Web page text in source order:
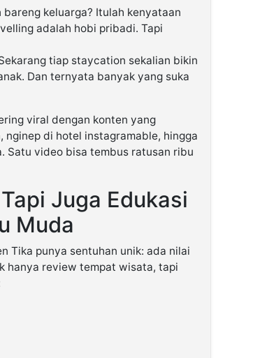
keluarga? Itulah kenyataan
adalah hobi pribadi. Tapi
tiap staycation sekalian bikin
Dan ternyata banyak yang suka
viral dengan konten yang
nginep di hotel instagramable, hingga
Satu video bisa tembus ratusan ribu
Juga Edukasi
Muda
Tika punya sentuhan unik: ada nilai
hanya review tempat wisata, tapi